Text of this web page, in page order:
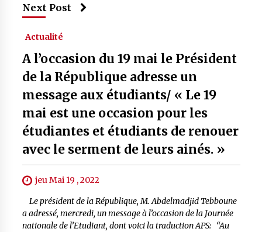
Next Post
Actualité
A l’occasion du 19 mai le Président
de la République adresse un
message aux étudiants/ « Le 19
mai est une occasion pour les
étudiantes et étudiants de renouer
avec le serment de leurs ainés. »
jeu Mai 19 , 2022
Le président de la République, M. Abdelmadjid Tebboune
a adressé, mercredi, un message à l’occasion de la Journée
nationale de l’Etudiant, dont voici la traduction APS: “Au